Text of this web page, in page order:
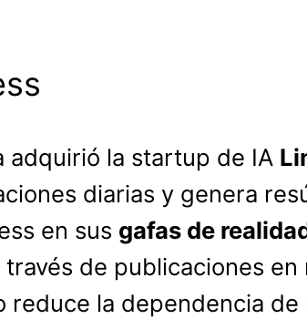
adquirió la startup de IA
diarias y genera
en sus gafas de
de publicaciones
reduce la dependencia